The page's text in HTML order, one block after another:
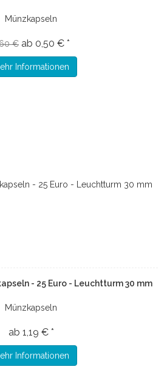
Münzkapseln
€ ab 0,50 € *
Informationen
- 25 Euro - Leuchtturm 30 mm
Münzkapseln
ab 1,19 € *
Informationen